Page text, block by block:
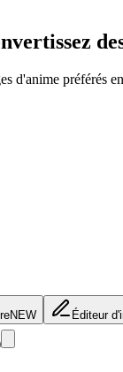
d'anime préférés
NEW Éditeur